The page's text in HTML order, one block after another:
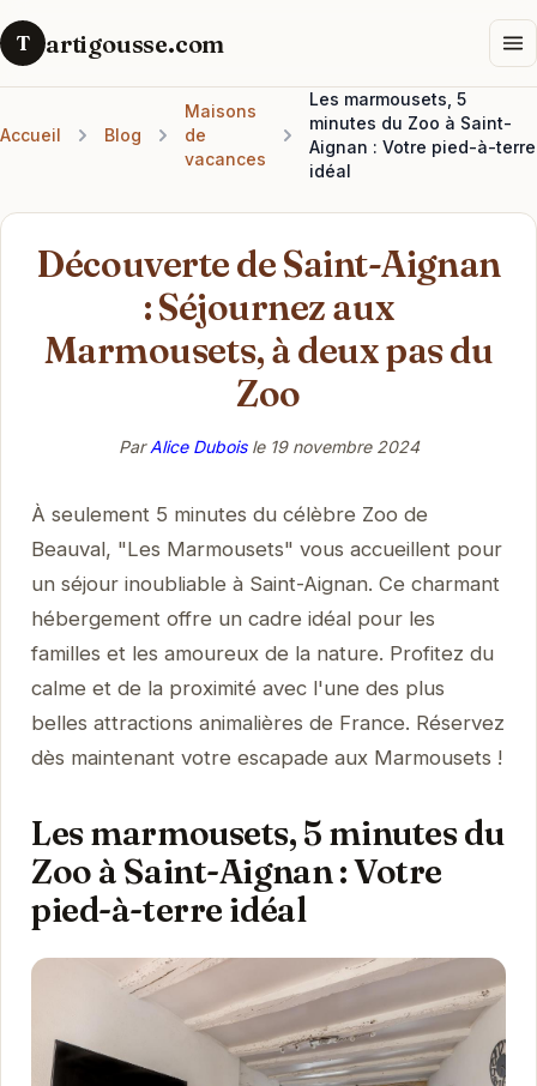
T artigousse.com
Accueil Blog
Maisons
de
vacances
Les marmousets, 5
minutes du Zoo à Saint-
Aignan : Votre pied-à-terre
idéal
Découverte de Saint-Aignan
: Séjournez aux
Marmousets, à deux pas du
Zoo
ParAlice Duboisle 19 novembre 2024
À seulement 5 minutes du célèbre Zoo de
Beauval, "Les Marmousets" vous accueillent pour
un séjour inoubliable à Saint-Aignan. Ce charmant
hébergement offre un cadre idéal pour les
familles et les amoureux de la nature. Profitez du
calme et de la proximité avec l'une des plus
belles attractions animalières de France. Réservez
dès maintenant votre escapade aux Marmousets !
Les marmousets, 5 minutes du
Zoo à Saint-Aignan : Votre
pied-à-terre idéal